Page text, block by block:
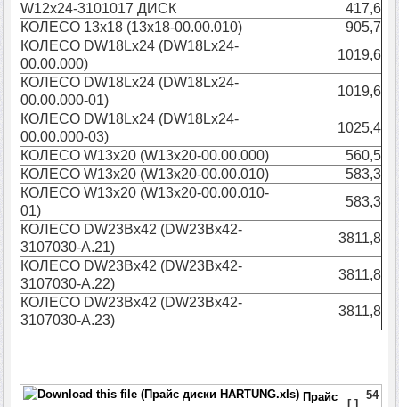
W12x24-3101017 ДИСК
417,6
КОЛЕСО 13х18 (13х18-00.00.010)
905,7
КОЛЕСО DW18Lx24 (DW18Lx24-
00.00.000)
1019,6
КОЛЕСО DW18Lx24 (DW18Lx24-
00.00.000-01)
1019,6
КОЛЕСО DW18Lx24 (DW18Lx24-
00.00.000-03)
1025,4
КОЛЕСО W13х20 (W13х20-00.00.000)
560,5
КОЛЕСО W13х20 (W13х20-00.00.010)
583,3
КОЛЕСО W13х20 (W13х20-00.00.010-
01)
583,3
КОЛЕСО DW23Вх42 (DW23Вх42-
3107030-А.21)
3811,8
КОЛЕСО DW23Вх42 (DW23Вх42-
3107030-А.22)
3811,8
КОЛЕСО DW23Вх42 (DW23Вх42-
3107030-А.23)
3811,8
Прайс 54